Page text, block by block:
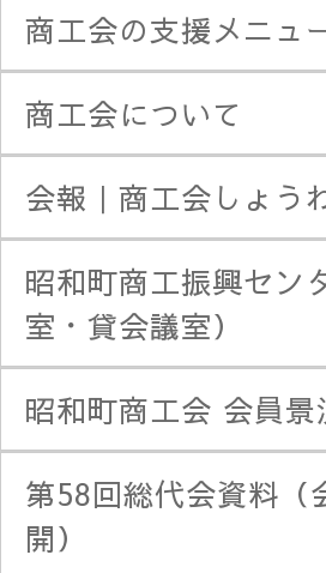
商工会の支援メニュ
商工会について
会報｜商工会しょう
昭和町商工振興セン
室・貸会議室）
昭和町商工会 会員
第58回総代会資料（
開）